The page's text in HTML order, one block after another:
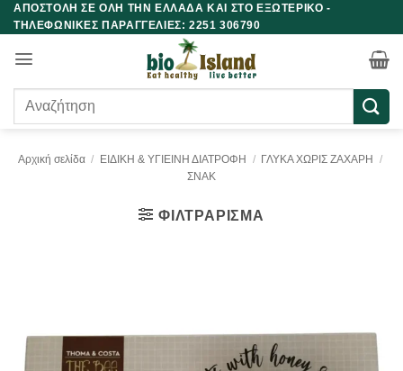
Μετάβαση
στο
περιεχόμενο
ΑΠΟΣΤΟΛΗ ΣΕ ΟΛΗ ΤΗΝ ΕΛΛΑΔΑ ΚΑΙ ΣΤΟ ΕΞΩΤΕΡΙΚΟ -
ΤΗΛΕΦΩΝΙΚΕΣ ΠΑΡΑΓΓΕΛΙΕΣ: 2251 306790
Αναζήτηση
Αρχική σελίδα / ΕΙΔΙΚΗ & ΥΓΙΕΙΝΗ ΔΙΑΤΡΟΦΗ / ΓΛΥΚΑ ΧΩΡΙΣ ΖΑΧΑΡΗ
/
ΣΝΑΚ
ΦΙΛΤΡΆΡΙΣΜΑ